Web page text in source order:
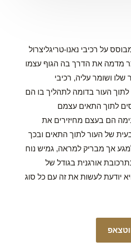
על רכיבי נאנו-טריגליצרול
מדמה את הדרך בה הגוף עצמו
ושומר עליה, רכיבי
לתוך העור בדומה לתהליך בו הם
לתוך התאים עצמם
הם בעצם מחיזירים את
של העור לתוך התאים ובכך
אך מבריק למראה, גמיש נוח
אורגנית בגודל של
יודעת לעשות את זה עם כל סוג